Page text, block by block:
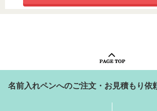
名前入れペンへのご注文・お見積もり依